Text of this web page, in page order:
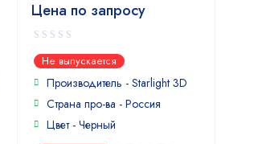
Цена по запросу
0
out
of
Не выпускается
Производитель - Starlight 3D
Страна про-ва - Россия
Цвет - Черный